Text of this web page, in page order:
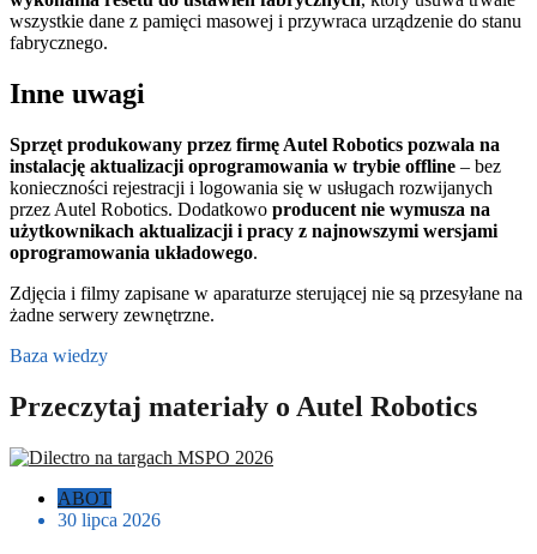
wszystkie dane z pamięci masowej i przywraca urządzenie do stanu
fabrycznego.
Inne uwagi
Sprzęt produkowany przez firmę Autel Robotics pozwala na
instalację aktualizacji oprogramowania w trybie offline – bez
konieczności rejestracji i logowania się w usługach rozwijanych
przez Autel Robotics. Dodatkowo producent nie wymusza na
użytkownikach aktualizacji i pracy z najnowszymi wersjami
oprogramowania układowego.
Zdjęcia i filmy zapisane w aparaturze sterującej nie są przesyłane na
żadne serwery zewnętrzne.
Baza wiedzy
Przeczytaj materiały o Autel Robotics
ABOT
30 lipca 2026